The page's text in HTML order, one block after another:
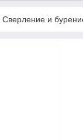
Сверление и